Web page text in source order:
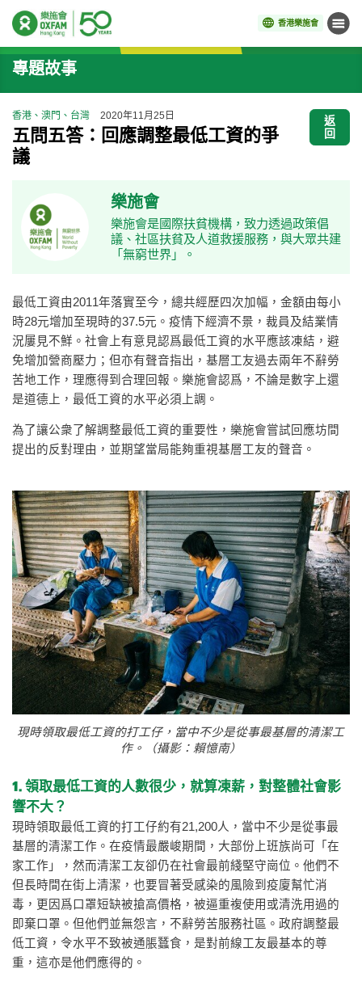
香港樂施會 目錄
開始主要內容
專題故事
香港、澳門、台灣 2020年11月25日
五問五答：回應調整最低工資的爭
議
返
回
樂施會
樂施會是國際扶貧機構，致力透過政策倡
議、社區扶貧及人道救援服務，與大眾共建
「無窮世界」。
最低工資由2011年落實至今，總共經歷四次加幅，金額由每小
時28元增加至現時的37.5元。疫情下經濟不景，裁員及結業情
況屢見不鮮。社會上有意見認爲最低工資的水平應該凍結，避
免增加營商壓力；但亦有聲音指出，基層工友過去兩年不辭勞
苦地工作，理應得到合理回報。樂施會認爲，不論是數字上還
是道德上，最低工資的水平必須上調。
為了讓公衆了解調整最低工資的重要性，樂施會嘗試回應坊間
提出的反對理由，並期望當局能夠重視基層工友的聲音。
現時領取最低工資的打工仔，當中不少是從事最基層的清潔工
作。（攝影：賴憶南）
1. 領取最低工資的人數很少，就算凍薪，對整體社會影
響不大？
現時領取最低工資的打工仔約有21,200人，當中不少是從事最
基層的清潔工作。在疫情最嚴峻期間，大部份上班族尚可「在
家工作」，然而清潔工友卻仍在社會最前綫堅守崗位。他們不
但長時間在街上清潔，也要冒著受感染的風險到疫廈幫忙消
毒，更因爲口罩短缺被搶高價格，被逼重複使用或清洗用過的
即棄口罩。但他們並無怨言，不辭勞苦服務社區。政府調整最
低工資，令水平不致被通脹蠶食，是對前線工友最基本的尊
重，這亦是他們應得的。